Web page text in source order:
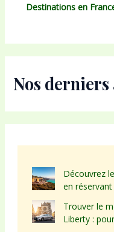
Destinations en
Nos
Découvrez
en
Trouver le
Liberty :